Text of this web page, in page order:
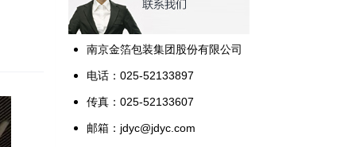
南京金箔包装集团股份有限公司
电话：025-52133897
传真：025-52133607
邮箱：jdyc@jdyc.com